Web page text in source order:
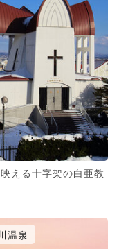
える十字架の白亜教
温泉